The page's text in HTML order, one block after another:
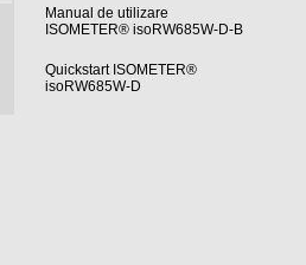
Manual de utilizare
ISOMETER® isoRW685W-D-B
Quickstart ISOMETER®
isoRW685W-D